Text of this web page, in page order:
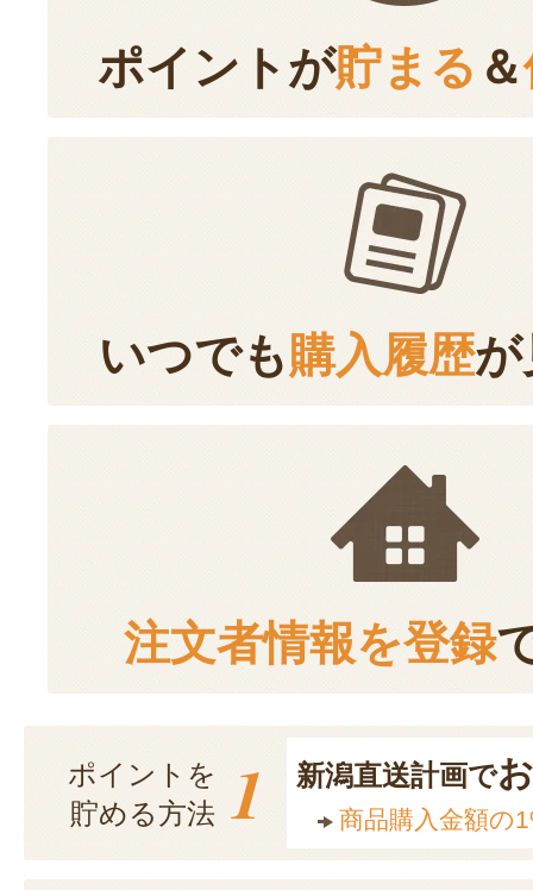
ポイントが貯まる ＆
いつでも購入履歴が
注文者情報を登録
ポイントを
貯める方法 1 新潟直送計画で
商品購入金額の